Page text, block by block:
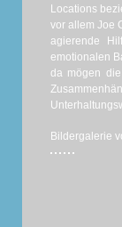
Locations
vor allem Joe
agierende
emotionalen
da mögen
Bildergalerie